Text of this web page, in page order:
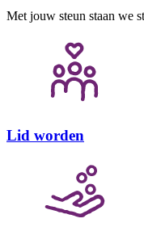
Met jouw steun staan we
Lid worden